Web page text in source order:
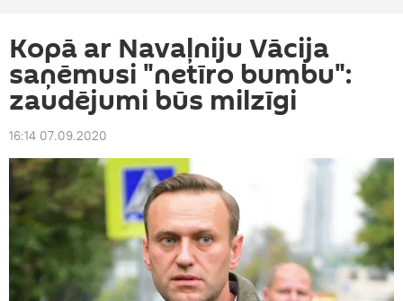
Kopā ar Navaļniju Vācija
saņēmusi "netīro bumbu":
zaudējumi būs milzīgi
16:14 07.09.2020